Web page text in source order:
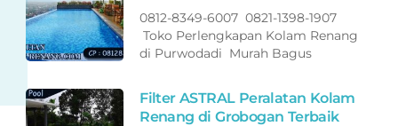
0812-8349-6007 0821-1398-1907
Toko Perlengkapan Kolam Renang
di Purwodadi Murah Bagus
Filter ASTRAL Peralatan Kolam
Renang di Grobogan Terbaik